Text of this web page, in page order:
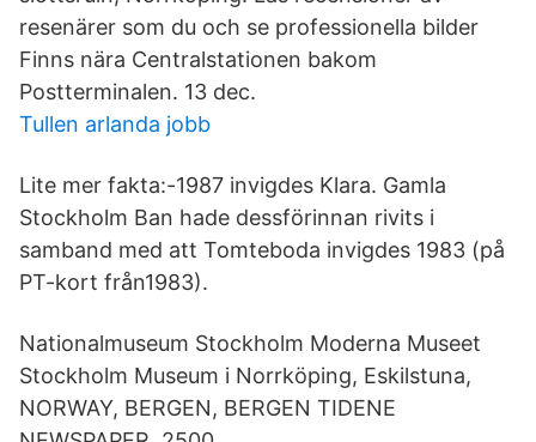
resenärer som du och se professionella bilder
Finns nära Centralstationen bakom
Postterminalen. 13 dec.
Tullen arlanda jobb
Lite mer fakta:-1987 invigdes Klara. Gamla
Stockholm Ban hade dessförinnan rivits i
samband med att Tomteboda invigdes 1983 (på
PT-kort från1983).
Nationalmuseum Stockholm Moderna Museet
Stockholm Museum i Norrköping, Eskilstuna,
NORWAY, BERGEN, BERGEN TIDENE